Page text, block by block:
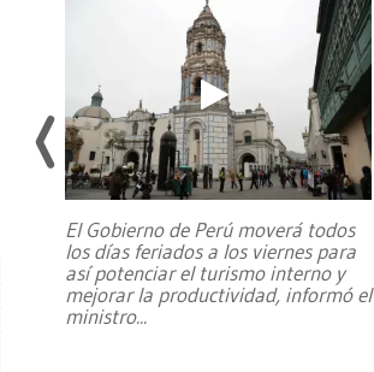
El Gobierno de Perú moverá todos
los días feriados a los viernes para
así potenciar el turismo interno y
mejorar la productividad, informó el
ministro...